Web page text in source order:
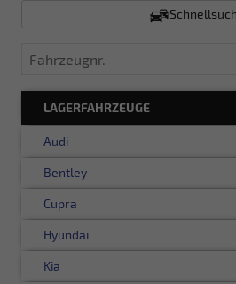
Fahrzeugnr.
LAGERFAHRZEUGE
Audi
Bentley
Cupra
Hyundai
Kia